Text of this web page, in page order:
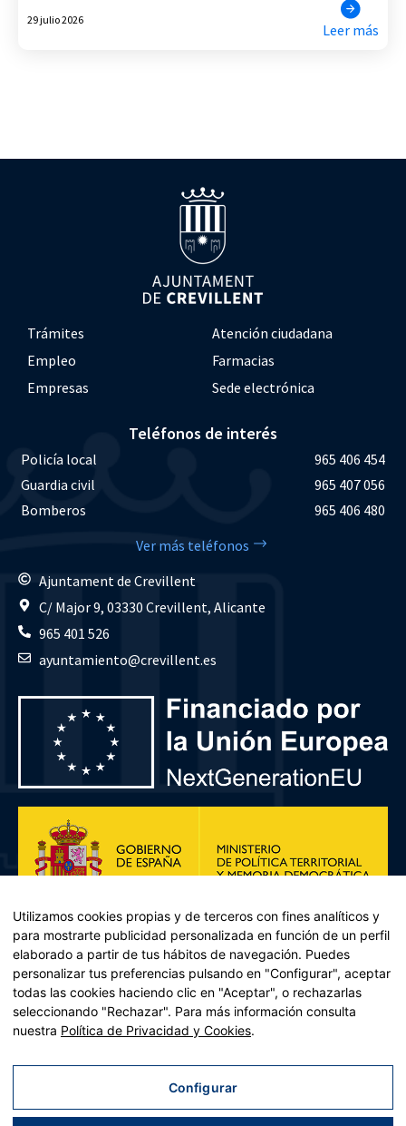
29 julio 2026
Leer más
Trámites
Atención ciudadana
Empleo
Farmacias
Empresas
Sede electrónica
Teléfonos de interés
Policía local
965 406 454
Guardia civil
965 407 056
Bomberos
965 406 480
Ver más teléfonos
Ajuntament de Crevillent
C/ Major 9, 03330 Crevillent, Alicante
965 401 526
ayuntamiento@crevillent.es
Plan de Recuperación, Transformación y Resiliencia – Financiado por
Recuperación y resiliencia, establecido por el Reglamento (UE)
2021/241 del Parlamento Europeo y del Consejo, de 12 de febrero
Utilizamos cookies propias y de terceros con fines analíticos y
para mostrarte publicidad personalizada en función de un perfil
elaborado a partir de tus hábitos de navegación. Puedes
personalizar tus preferencias pulsando en "Configurar", aceptar
todas las cookies haciendo clic en "Aceptar", o rechazarlas
seleccionando "Rechazar". Para más información consulta
nuestra Política de Privacidad y Cookies.
Configurar